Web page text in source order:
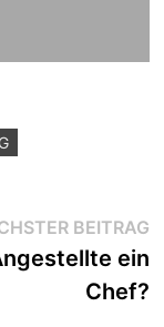
BEITRAG
ein
Chef?